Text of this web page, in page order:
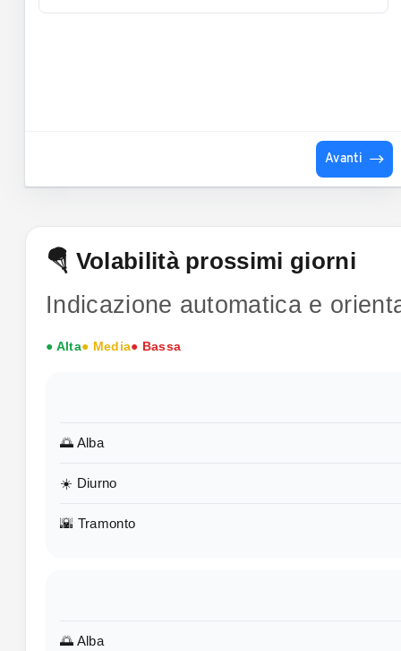
Avanti
🪂 Volabilità prossimi giorni
Indicazione automatica e
● Alta● Media● Bassa
🌅 Alba
☀️ Diurno
🌇 Tramonto
🌅 Alba